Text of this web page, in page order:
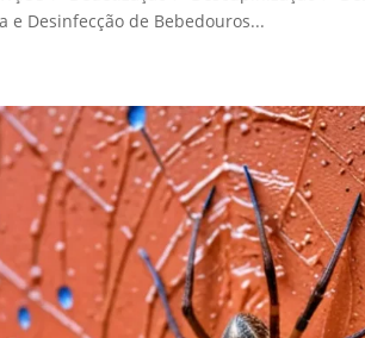
e Desinfecção de Bebedouros...